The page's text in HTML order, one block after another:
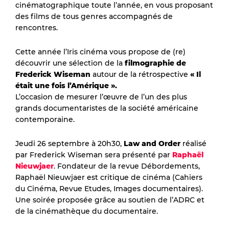
cinématographique toute l’année, en vous proposant
des films de tous genres accompagnés de
rencontres.
Cette année l’Iris cinéma vous propose de (re)
découvrir une sélection de la filmographie de
Frederick Wiseman autour de la rétrospective « Il
était une fois l’Amérique ».
L’occasion de mesurer l’œuvre de l’un des plus
grands documentaristes de la société américaine
contemporaine.
Jeudi 26 septembre à 20h30, Law and Order réalisé
par Frederick Wiseman sera présenté par Raphaël
Nieuwjaer. Fondateur de la revue Débordements,
Raphaël Nieuwjaer est critique de cinéma (Cahiers
du Cinéma, Revue Etudes, Images documentaires).
Une soirée proposée grâce au soutien de l’ADRC et
de la cinémathèque du documentaire.